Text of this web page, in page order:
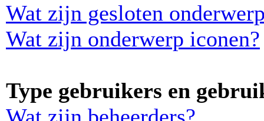
Wat zijn gesloten
Wat zijn onderwerp iconen?
Type gebruikers en